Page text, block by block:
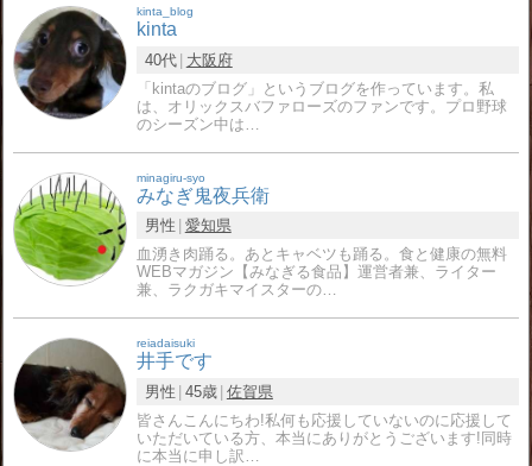
kinta_blog
kinta
40代
大阪府
「kintaのブログ」というブログを作っています。私
は、オリックスバファローズのファンです。プロ野球
のシーズン中は…
minagiru-syo
みなぎ鬼夜兵衛
男性 愛知県
血湧き肉踊る。あとキャベツも踊る。食と健康の無料
WEBマガジン【みなぎる食品】運営者兼、ライター
兼、ラクガキマイスターの…
reiadaisuki
井手です
男性 45歳 佐賀県
皆さんこんにちわ!私何も応援していないのに応援して
いただいている方、本当にありがとうございます!同時
に本当に申し訳…